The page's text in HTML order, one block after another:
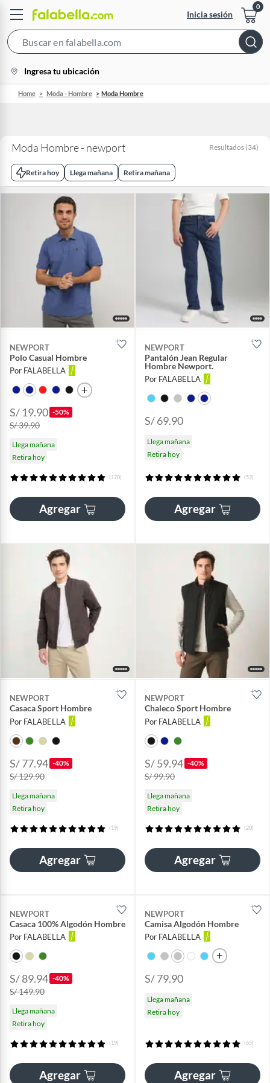
Inicia sesión
Bar
location-
icon
Ingresa tu ubicación
Home Moda - Hombre Moda Hombre
Moda Hombre - newport Resultados (34)
Retira hoy Llega mañana Retira mañana
NEWPORT
Polo Casual Hombre
Por FALABELLA
S/ 19.90 -50%
S/ 39.90
Llega mañana
Retira hoy
(170)
Agregar
NEWPORT
Pantalón Jean Regular
Hombre Newport.
Por FALABELLA
S/ 69.90
Llega mañana
Retira hoy
(52)
Agregar
NEWPORT
Casaca Sport Hombre
Por FALABELLA
S/ 77.94 -40%
S/ 129.90
Llega mañana
Retira hoy
(19)
Agregar
NEWPORT
Chaleco Sport Hombre
Por FALABELLA
S/ 59.94 -40%
S/ 99.90
Llega mañana
Retira hoy
(20)
Agregar
NEWPORT
Casaca 100% Algodón Hombre
Por FALABELLA
S/ 89.94 -40%
S/ 149.90
Llega mañana
Retira hoy
(19)
Agregar
NEWPORT
Camisa Algodón Hombre
Por FALABELLA
S/ 79.90
Llega mañana
Retira hoy
(65)
Agregar